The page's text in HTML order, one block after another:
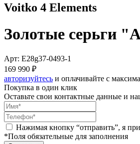
Voitko 4 Elements
Золотые серьги
Арт: E28g37-0493-1
169 990 ₽
авторизуйтесь и оплачивайте с
Покупка в один клик
Оставьте свои контактные данные и
Нажимая кнопку “отправить”, я
*Поля обязательные для заполнения